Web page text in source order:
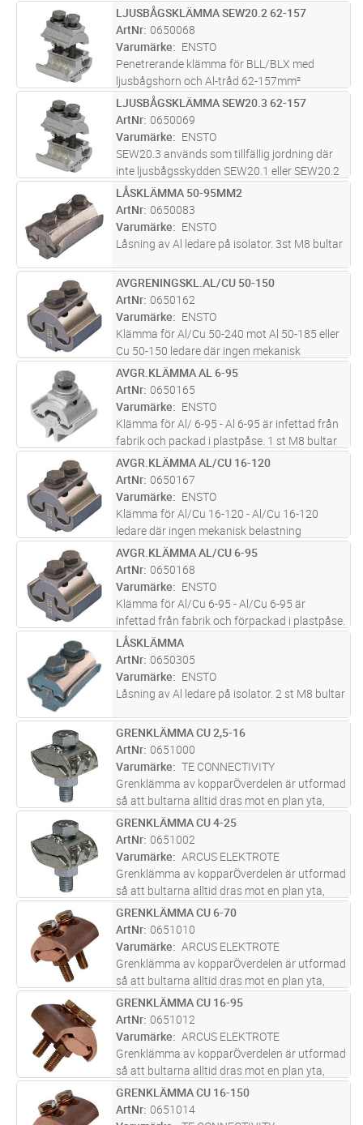
ST Lägg i kundvagn
LJUSBÅGSKLÄMMA SEW20.2 62-157
ArtNr 0650068
Varumärke
ENSTO
Penetrerande klämma för BLL/BLX med
ljusbågshorn och Al-tråd 62-157mm²
ST Lägg i kundvagn
LJUSBÅGSKLÄMMA SEW20.3 62-157
ArtNr 0650069
Varumärke
ENSTO
SEW20.3 används som tillfällig jordning där
inte ljusbågsskydden SEW20.1 eller SEW20.2
används. SEW20.3 inkluderar ett
ljusbågshorn lämpligt för anslutning av
jordningar med skruvanslutningar.
Klämma ...läs mer
ST Lägg i kundvagn
LÅSKLÄMMA 50-95MM2
ArtNr 0650083
Varumärke
ENSTO
Låsning av Al ledare på isolator. 3st M8 bultar
ST Lägg i kundvagn
AVGRENINGSKL.AL/CU 50-150
ArtNr 0650162
Varumärke
ENSTO
Klämma för Al/Cu 50-240 mot Al 50-185 eller
Cu 50-150 ledare där ingen mekanisk
belastning förekommer. Klämmorna är
tillverkade av legerad förtennad aluminium
och bultarna av varmgalviniserat stål
ST Lägg i kundvagn
AVGR.KLÄMMA AL 6-95
ArtNr 0650165
Varumärke
ENSTO
Klämma för Al/ 6-95 - Al 6-95 är infettad från
fabrik och packad i plastpåse. 1 st M8 bultar
ST Lägg i kundvagn
AVGR.KLÄMMA AL/CU 16-120
ArtNr 0650167
Varumärke
ENSTO
Klämma för Al/Cu 16-120 - Al/Cu 16-120
ledare där ingen mekanisk belastning
förekommer. Klämmorna är tillverkade av
legerad, förtennad aluminium och bultarna av
varmglvaniserat stål
ST Lägg i kundvagn
AVGR.KLÄMMA AL/CU 6-95
ArtNr 0650168
Varumärke
ENSTO
Klämma för Al/Cu 6-95 - Al/Cu 6-95 är
infettad från fabrik och förpackad i plastpåse.
2 st M8 bultar
ST Lägg i kundvagn
LÅSKLÄMMA
ArtNr 0650305
Varumärke
ENSTO
Låsning av Al ledare på isolator. 2 st M8 bultar
ST Lägg i kundvagn
GRENKLÄMMA CU 2,5-16
ArtNr 0651000
Varumärke
TE CONNECTIVITY
Grenklämma av kopparÖverdelen är utformad
så att bultarna alltid dras mot en plan yta,
trots att ledarna har olika areor.Ledarspåren
ger en jämn 4-punktsanläggning mot ledarna,
oavsett area.Material:...läs mer
ST Lägg i kundvagn
GRENKLÄMMA CU 4-25
ArtNr 0651002
Varumärke
ARCUS ELEKTROTE
Grenklämma av kopparÖverdelen är utformad
så att bultarna alltid dras mot en plan yta,
trots att ledarna har olika areor.Ledarspåren
ger en jämn 4-punktsanläggning mot ledarna,
oavsett area.Material:...läs mer
ST Lägg i kundvagn
GRENKLÄMMA CU 6-70
ArtNr 0651010
Varumärke
ARCUS ELEKTROTE
Grenklämma av kopparÖverdelen är utformad
så att bultarna alltid dras mot en plan yta,
trots att ledarna har olika areor.Ledarspåren
ger en jämn 4-punktsanläggning mot ledarna,
oavsett area.Material:...läs mer
ST Lägg i kundvagn
GRENKLÄMMA CU 16-95
ArtNr 0651012
Varumärke
ARCUS ELEKTROTE
Grenklämma av kopparÖverdelen är utformad
så att bultarna alltid dras mot en plan yta,
trots att ledarna har olika areor.Ledarspåren
ger en jämn 4-punktsanläggning mot ledarna,
oavsett area.Material:...läs mer
ST Lägg i kundvagn
GRENKLÄMMA CU 16-150
ArtNr 0651014